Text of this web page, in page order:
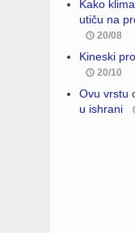
Kako
utiču na
20/08
Kineski
20/10
Ovu vrstu
u ishrani